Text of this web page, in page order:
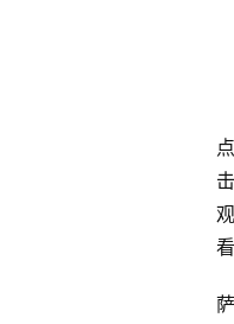
点
击
观
看
萨